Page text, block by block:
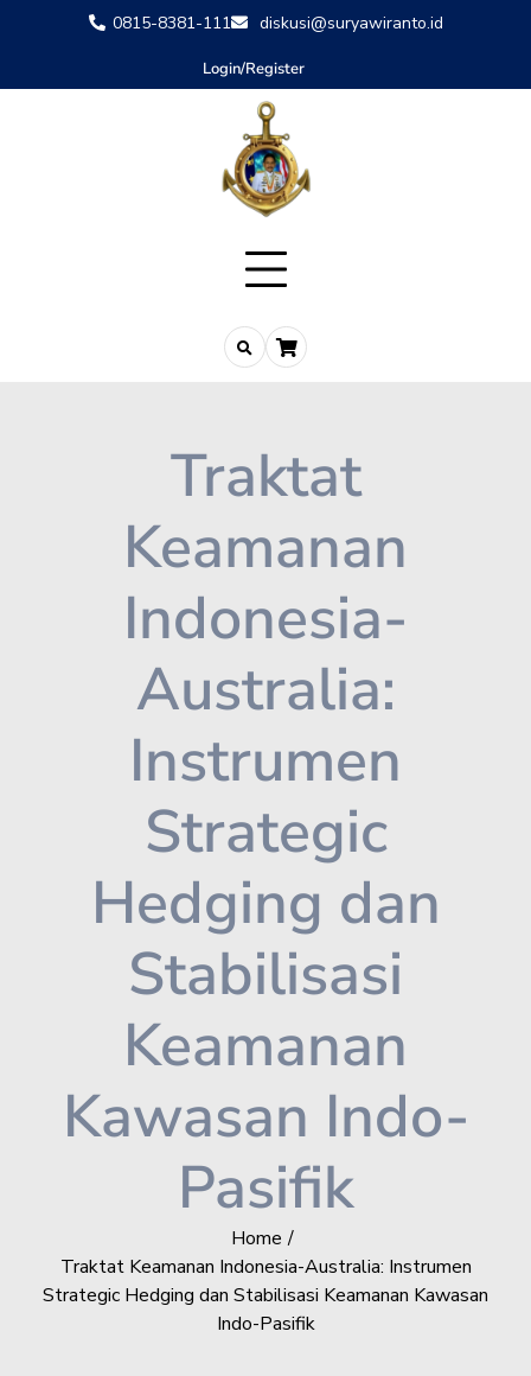
0815-8381-111 diskusi@suryawiranto.id
Login/Register
Traktat
Keamanan
Indonesia-
Australia:
Instrumen
Strategic
Hedging dan
Stabilisasi
Keamanan
Kawasan Indo-
Pasifik
Home
Traktat Keamanan Indonesia-Australia: Instrumen
Strategic Hedging dan Stabilisasi Keamanan Kawasan
Indo-Pasifik